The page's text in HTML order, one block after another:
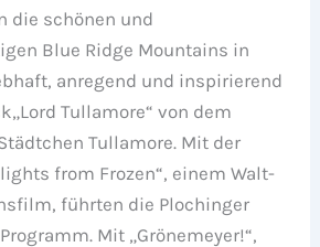
die schönen und
Blue Ridge Mountains in
anregend und inspirierend
Tullamore“ von dem
Tullamore. Mit der
from Frozen“, einem Walt-
führten die Plochinger
Mit „Grönemeyer!“,